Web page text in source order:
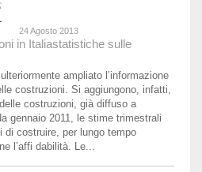
24 Agosto 2013
in Italiastatistiche sulle
ampliato l’informazione
costruzioni. Si aggiungono, infatti,
costruzioni, già diffuso a
gennaio 2011, le stime trimestrali
di costruire, per lungo tempo
l’affi dabilità. Le...